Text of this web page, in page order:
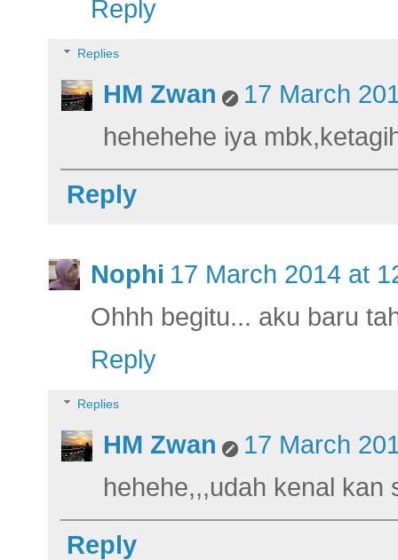
Reply
Replies
HM Zwan
17 March
hehehehe iya
Reply
Nophi 17 March 2014 at
Ohhh begitu... aku baru
Reply
Replies
HM Zwan
17 March
hehehe,,,udah kenal kan
Reply